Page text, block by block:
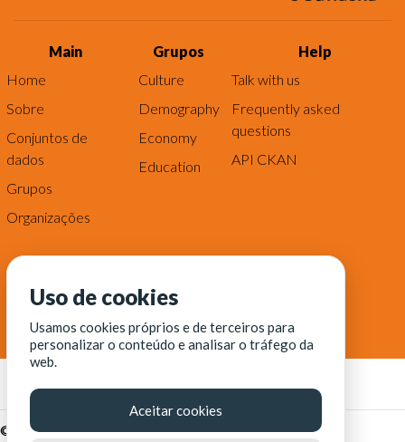
Main
Home
Sobre
Conjuntos de
dados
Grupos
Organizações
Grupos
Culture
Demography
Economy
Education
Help
Talk with us
Frequently asked
questions
API CKAN
© Fortaleza Digital || CITINOVA - Fundação de Ciência,
Uso de cookies
Usamos cookies próprios e de terceiros para
personalizar o conteúdo e analisar o tráfego da
web.
Aceitar cookies